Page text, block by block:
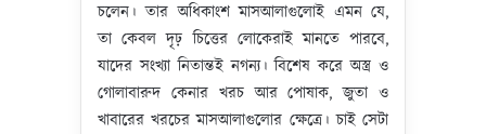
চলেন। তার অধিকাংশ মাসআলাগুলোই এমন যে,
তা কেবল দৃঢ় চিত্তের লোকেরাই মানতে পারবে,
যাদের সংখ্যা নিতান্তই নগন্য। বিশেষ করে অস্ত্র ও
গোলাবারুদ কেনার খরচ আর পোষাক, জুতা ও
খাবারের খরচের মাসআলাগুলোর ক্ষেত্রে। চাই সেটা